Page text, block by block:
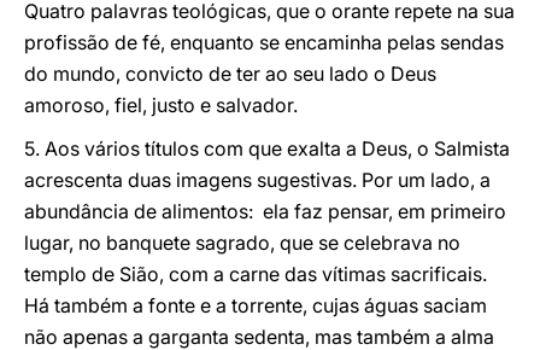
Quatro palavras teológicas, que o orante repete na sua
profissão de fé, enquanto se encaminha pelas sendas
do mundo, convicto de ter ao seu lado o Deus
amoroso, fiel, justo e salvador.
5. Aos vários títulos com que exalta a Deus, o Salmista
acrescenta duas imagens sugestivas. Por um lado, a
abundância de alimentos: ela faz pensar, em primeiro
lugar, no banquete sagrado, que se celebrava no
templo de Sião, com a carne das vítimas sacrificais.
Há também a fonte e a torrente, cujas águas saciam
não apenas a garganta sedenta, mas também a alma